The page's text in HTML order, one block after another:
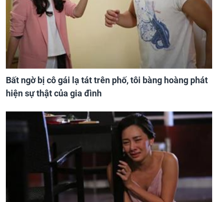
Bất ngờ bị cô gái lạ tát trên phố, tôi bàng hoàng phát
hiện sự thật của gia đình